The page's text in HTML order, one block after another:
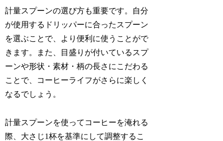
計量スプーンの選び方も重要です。自分
が使用するドリッパーに合ったスプーン
を選ぶことで、より便利に使うことがで
きます。また、目盛りが付いているスプ
ーンや形状・素材・柄の長さにこだわる
ことで、コーヒーライフがさらに楽しく
なるでしょう。
計量スプーンを使ってコーヒーを淹れる
際、大さじ1杯を基準にして調整するこ